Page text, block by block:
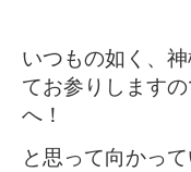
いつもの如く、
てお参りします
へ！
と思って向かっ